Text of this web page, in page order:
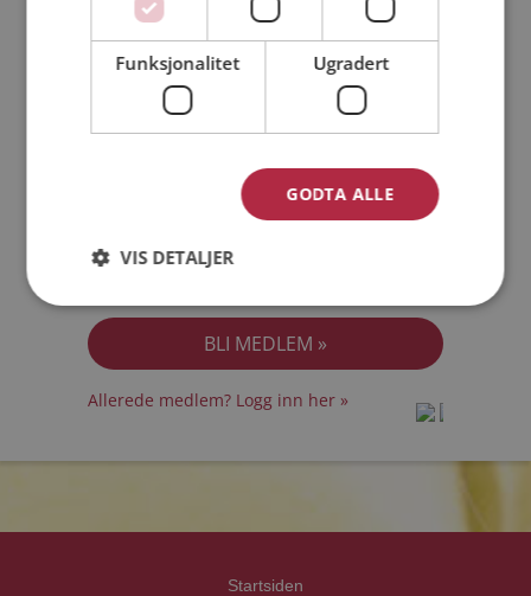
Min alder:
Jeg akseptererMedlemsvilkårene
Allerede medlem? Logg inn her »
Startsiden
Funksjonalitet Ugradert
GODTA ALLE
VIS DETALJER